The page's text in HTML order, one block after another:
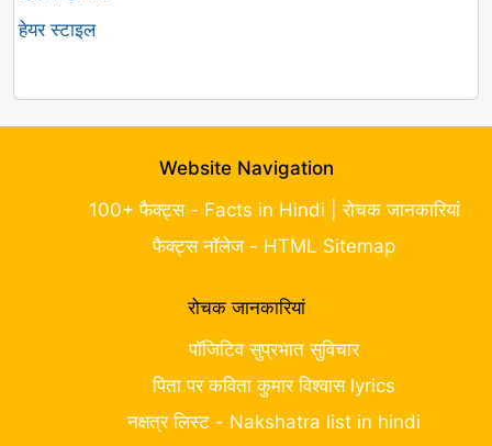
हेयर स्टाइल
Website Navigation
100+ फैक्ट्स - Facts in Hindi | रोचक जानकारियां
फैक्ट्स नॉलेज - HTML Sitemap
रोचक जानकारियां
पॉजिटिव सुप्रभात सुविचार
पिता पर कविता कुमार विश्वास lyrics
नक्षत्र लिस्ट - Nakshatra list in hindi